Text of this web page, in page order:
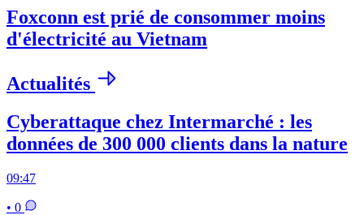
Foxconn est prié de consommer moins
d'électricité au Vietnam
Actualités
Cyberattaque chez Intermarché : les
données de 300 000 clients dans la nature
09:47
• 0